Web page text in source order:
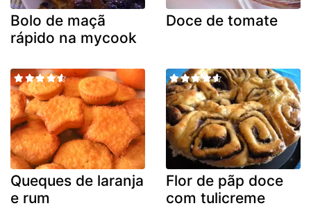
Bolo de maçã
rápido na mycook
Doce de tomate
Queques de laranja
e rum
Flor de pãp doce
com tulicreme